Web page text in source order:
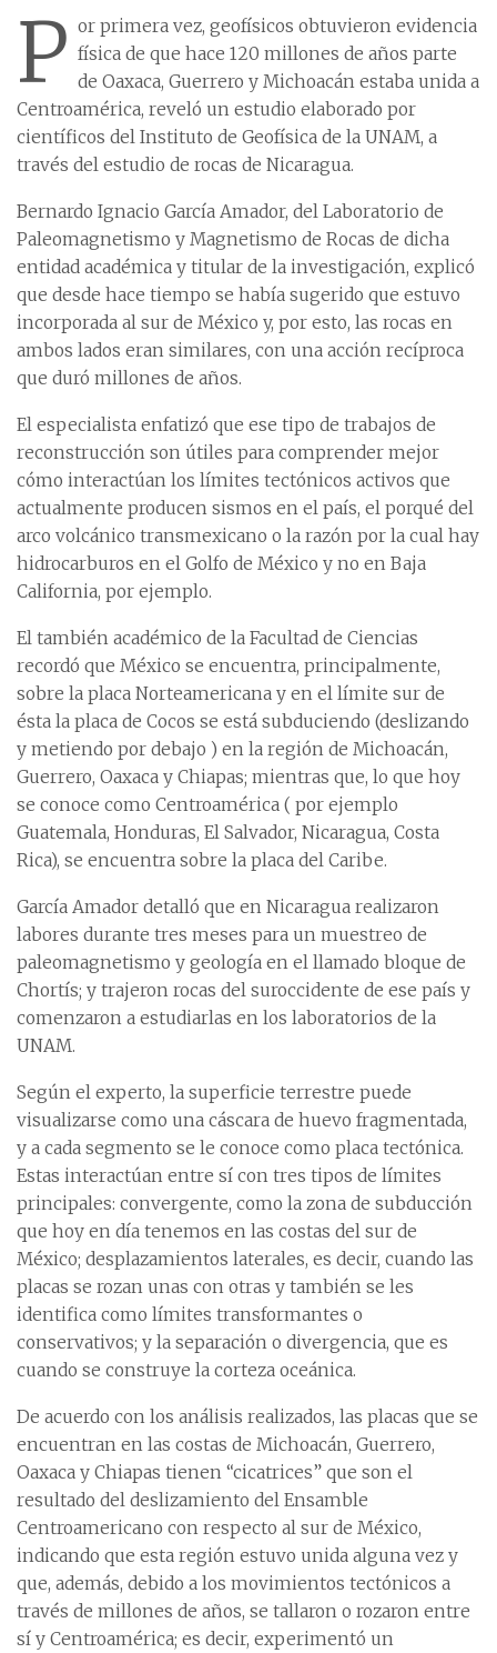
P or primera vez, geofísicos obtuvieron evidencia
física de que hace 120 millones de años parte
de Oaxaca, Guerrero y Michoacán estaba unida a
Centroamérica, reveló un estudio elaborado por
científicos del Instituto de Geofísica de la UNAM, a
través del estudio de rocas de Nicaragua.
Bernardo Ignacio García Amador, del Laboratorio de
Paleomagnetismo y Magnetismo de Rocas de dicha
entidad académica y titular de la investigación, explicó
que desde hace tiempo se había sugerido que estuvo
incorporada al sur de México y, por esto, las rocas en
ambos lados eran similares, con una acción recíproca
que duró millones de años.
El especialista enfatizó que ese tipo de trabajos de
reconstrucción son útiles para comprender mejor
cómo interactúan los límites tectónicos activos que
actualmente producen sismos en el país, el porqué del
arco volcánico transmexicano o la razón por la cual hay
hidrocarburos en el Golfo de México y no en Baja
California, por ejemplo.
El también académico de la Facultad de Ciencias
recordó que México se encuentra, principalmente,
sobre la placa Norteamericana y en el límite sur de
ésta la placa de Cocos se está subduciendo (deslizando
y metiendo por debajo ) en la región de Michoacán,
Guerrero, Oaxaca y Chiapas; mientras que, lo que hoy
se conoce como Centroamérica ( por ejemplo
Guatemala, Honduras, El Salvador, Nicaragua, Costa
Rica), se encuentra sobre la placa del Caribe.
García Amador detalló que en Nicaragua realizaron
labores durante tres meses para un muestreo de
paleomagnetismo y geología en el llamado bloque de
Chortís; y trajeron rocas del suroccidente de ese país y
comenzaron a estudiarlas en los laboratorios de la
UNAM.
Según el experto, la superficie terrestre puede
visualizarse como una cáscara de huevo fragmentada,
y a cada segmento se le conoce como placa tectónica.
Estas interactúan entre sí con tres tipos de límites
principales: convergente, como la zona de subducción
que hoy en día tenemos en las costas del sur de
México; desplazamientos laterales, es decir, cuando las
placas se rozan unas con otras y también se les
identifica como límites transformantes o
conservativos; y la separación o divergencia, que es
cuando se construye la corteza oceánica.
De acuerdo con los análisis realizados, las placas que se
encuentran en las costas de Michoacán, Guerrero,
Oaxaca y Chiapas tienen “cicatrices” que son el
resultado del deslizamiento del Ensamble
Centroamericano con respecto al sur de México,
indicando que esta región estuvo unida alguna vez y
que, además, debido a los movimientos tectónicos a
través de millones de años, se tallaron o rozaron entre
sí y Centroamérica; es decir, experimentó un